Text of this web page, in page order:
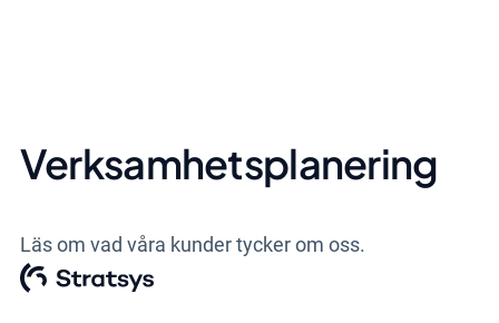
Verksamhetsplanering
Läs om vad våra kunder tycker om oss.